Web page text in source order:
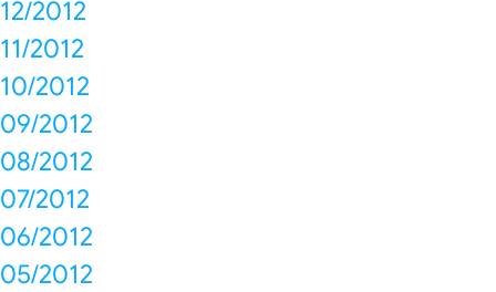
12/2012
11/2012
10/2012
09/2012
08/2012
07/2012
06/2012
05/2012